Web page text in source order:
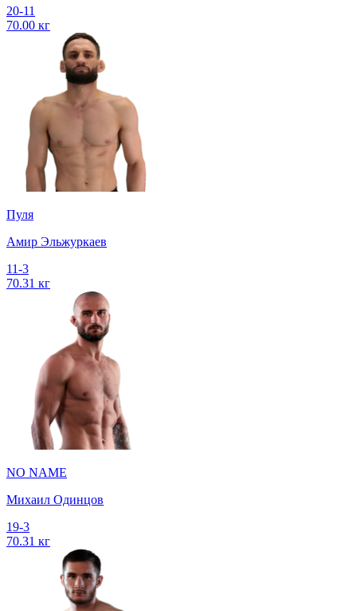
20-11
70.00 кг
Пуля
Амир Эльжуркаев
11-3
70.31 кг
NO NAME
Михаил Одинцов
19-3
70.31 кг